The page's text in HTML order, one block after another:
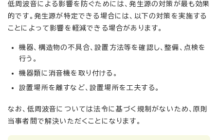
低周波音による影響を防ぐためには、発生源の対策が最も効果
的です。発生源が特定できる場合には、以下の対策を実施する
ことによって影響を軽減できる場合があります。
機器、構造物の不具合、設置方法等を確認し、整備、点検を
行う。
機器類に消音機を取り付ける。
設置場所を離すなど、設置場所を工夫する。
なお、低周波音については法令に基づく規制がないため、原則
当事者間で解決いただくことになります。